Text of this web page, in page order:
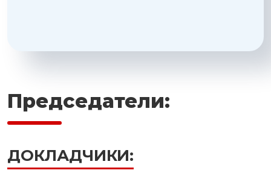
Председатели:
ДОКЛАДЧИКИ: